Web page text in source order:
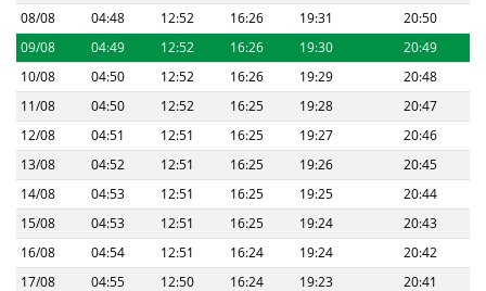
08/08
04:48 12:52 16:26 19:31
20:50
09/08
04:49 12:52 16:26 19:30
20:49
10/08
04:50 12:52 16:26 19:29
20:48
11/08
04:50 12:52 16:25 19:28
20:47
12/08
04:51 12:51 16:25 19:27
20:46
13/08
04:52 12:51 16:25 19:26
20:45
14/08
04:53 12:51 16:25 19:25
20:44
15/08
04:53 12:51 16:25 19:24
20:43
16/08
04:54 12:51 16:24 19:24
20:42
17/08
04:55 12:50 16:24 19:23
20:41